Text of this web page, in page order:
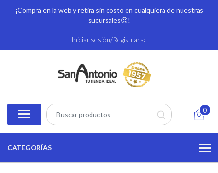
¡Compra en la web y retira sin costo en cualquiera de nuestras
sucursales😍!
Iniciar sesión/Registrarse
0
CATEGORÍAS